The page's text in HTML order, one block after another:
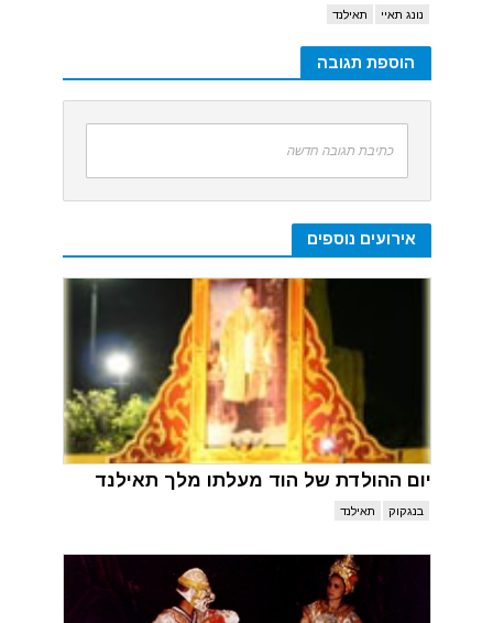
נונג תאיי תאילנד
הוספת תגובה
כתיבת תגובה חדשה
אירועים נוספים
יום ההולדת של הוד מעלתו מלך תאילנד
בנגקוק תאילנד